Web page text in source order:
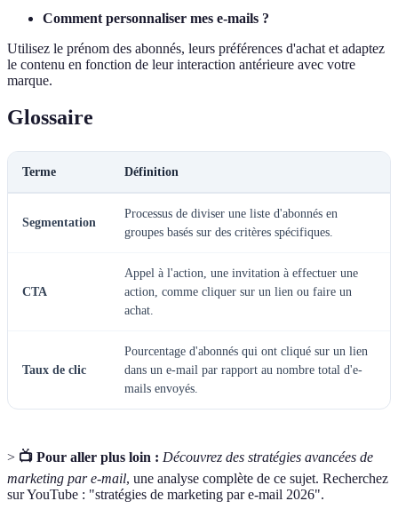
Comment personnaliser mes e-mails ?
Utilisez le prénom des abonnés, leurs préférences d'achat et adaptez
le contenu en fonction de leur interaction antérieure avec votre
marque.
Glossaire
Terme Définition
Segmentation
Processus de diviser une liste d'abonnés en
groupes basés sur des critères spécifiques.
CTA
Appel à l'action, une invitation à effectuer une
action, comme cliquer sur un lien ou faire un
achat.
Taux de clic
Pourcentage d'abonnés qui ont cliqué sur un lien
dans un e-mail par rapport au nombre total d'e-
mails envoyés.
> 📺 Pour aller plus loin : Découvrez des stratégies avancées de
marketing par e-mail, une analyse complète de ce sujet. Recherchez
sur YouTube : "stratégies de marketing par e-mail 2026".